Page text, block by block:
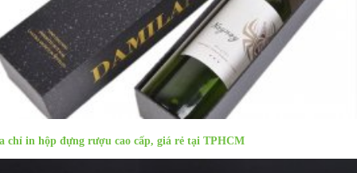
chỉ in hộp đựng rượu cao cấp, giá rẻ tại TPHCM